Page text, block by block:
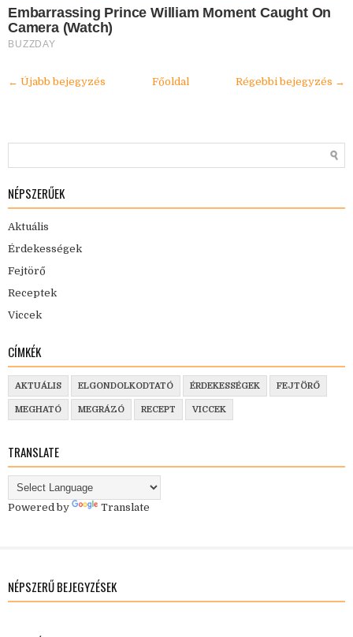
Embarrassing Prince William Moment Caught On
Camera (Watch)
BUZZDAY
← Újabb bejegyzés Régebbi bejegyzés →
Főoldal
NÉPSZERŰEK
Aktuális
Érdekességek
Fejtörő
Receptek
Viccek
CÍMKÉK
AKTUÁLIS ELGONDOLKODTATÓ ÉRDEKESSÉGEK FEJTÖRŐ
MEGHATÓ MEGRÁZÓ RECEPT VICCEK
TRANSLATE
Powered by Translate
NÉPSZERŰ BEJEGYZÉSEK